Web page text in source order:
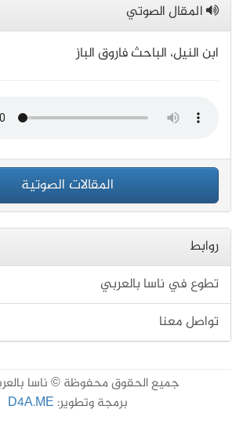
المقال الصوتي
ابن النيل، الباحث فاروق الباز
المقالات الصوتية
روابط
تطوع في ناسا بالعربي
تواصل معنا
جميع الحقوق محفوظة © ناسا بالعربي،
برمجة وتطوير: D4A.ME